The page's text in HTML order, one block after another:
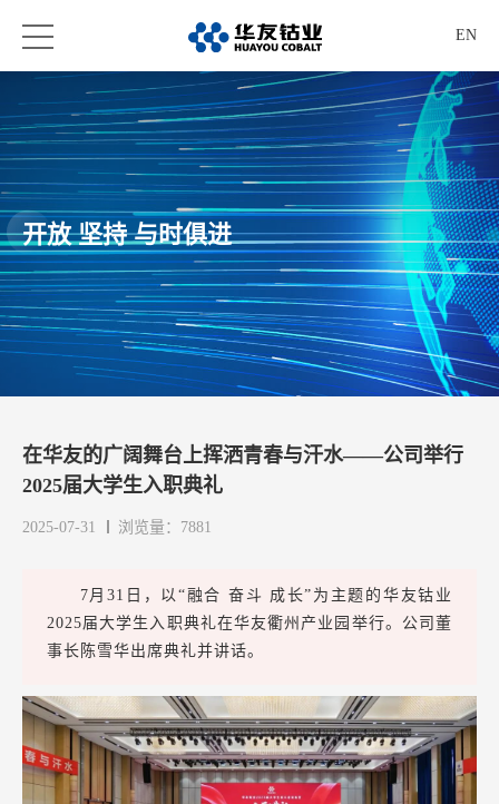
EN
开放 坚持 与时俱进
在华友的广阔舞台上挥洒青春与汗水——公司举行
2025届大学生入职典礼
2025-07-31 浏览量：7881
7月31日，以“融合 奋斗 成长”为主题的华友钴业
2025届大学生入职典礼在华友衢州产业园举行。公司董
事长陈雪华出席典礼并讲话。